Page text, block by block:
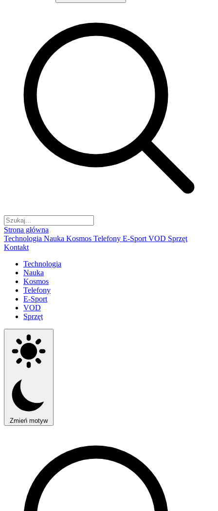
Strona główna
Technologia Nauka Kosmos Telefony E-Sport VOD Sprzęt
Kontakt
Technologia
Nauka
Kosmos
Telefony
E-Sport
VOD
Sprzęt
Zmień motyw